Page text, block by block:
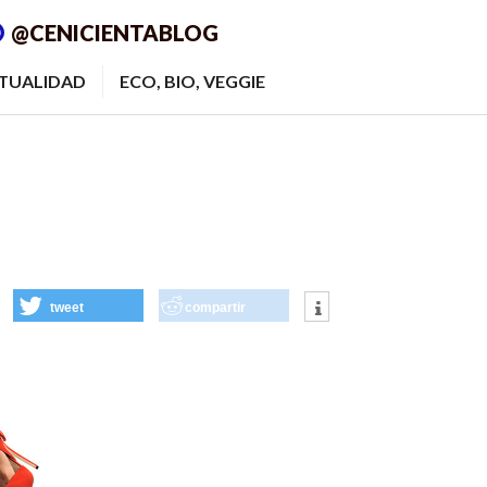
@CENICIENTABLOG
ECO, BIO, VEGGIE
tweet compartir